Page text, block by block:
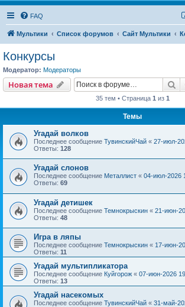
FAQ
Мультики Список форумов Сайт Мультики
Конкурсы
Модератор: Модераторы
Новая тема
35 тем • Страница 1 из 1
Темы
Угадай волков
Последнее сообщение ТувинскийЧай « 27-июл-
Ответы: 128
Угадай слонов
Последнее сообщение Металлист « 04-июл-2026
Ответы: 69
Угадай детишек
Последнее сообщение Темнокрыскин « 21-июн-
Ответы: 48
Игра в ляпы
Последнее сообщение Темнокрыскин « 17-июн-
Ответы: 11
Угадай мультипликатора
Последнее сообщение Куйгорож « 07-июн-2026
Ответы: 13
Угадай насекомых
Последнее сообщение ТувинскийЧай « 31-май-